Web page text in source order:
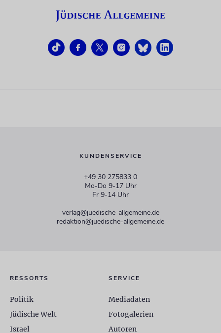
KUNDENSERVICE
+49 30 275833 0
Mo-Do 9-17 Uhr
Fr 9-14 Uhr
verlag@juedische-allgemeine.de
redaktion@juedische-allgemeine.de
RESSORTS
Politik
Jüdische Welt
Israel
SERVICE
Mediadaten
Fotogalerien
Autoren